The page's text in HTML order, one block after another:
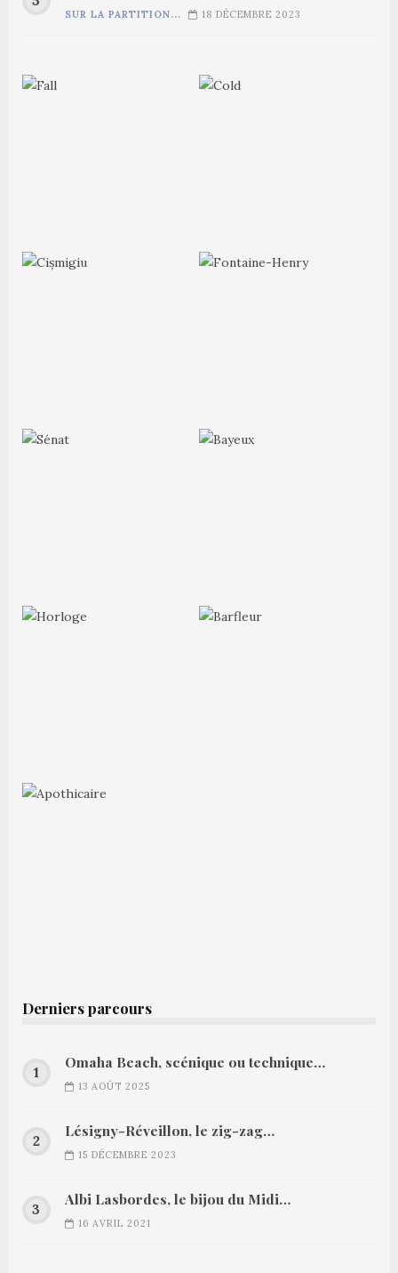
SUR LA PARTITION... 18 DÉCEMBRE 2023
Derniers parcours
Omaha Beach, scénique ou technique…
13 AOÛT 2025
Lésigny-Réveillon, le zig-zag…
15 DÉCEMBRE 2023
Albi Lasbordes, le bijou du Midi…
16 AVRIL 2021